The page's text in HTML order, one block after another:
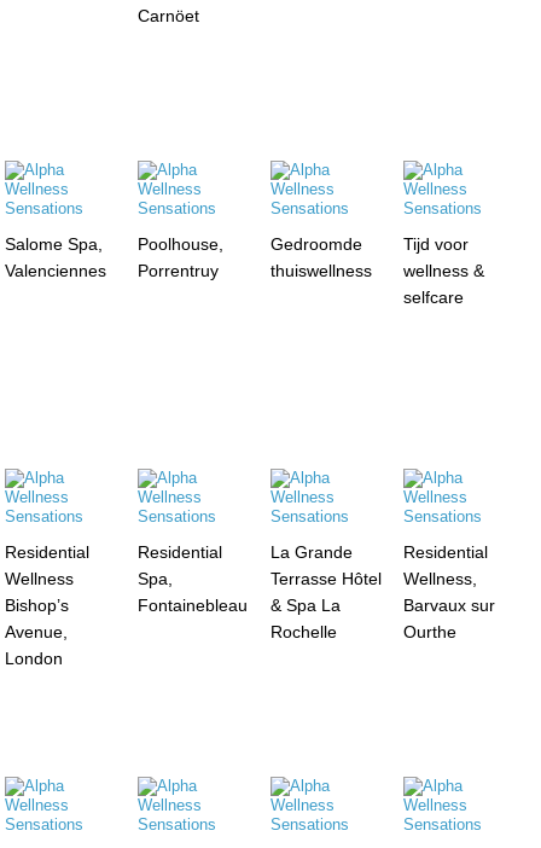
Carnöet
Salome Spa,
Valenciennes
Poolhouse,
Porrentruy
Gedroomde
thuiswellness
Tijd voor
wellness &
selfcare
Residential
Wellness
Bishop’s
Avenue,
London
Residential
Spa,
Fontainebleau
La Grande
Terrasse Hôtel
& Spa La
Rochelle
Residential
Wellness,
Barvaux sur
Ourthe